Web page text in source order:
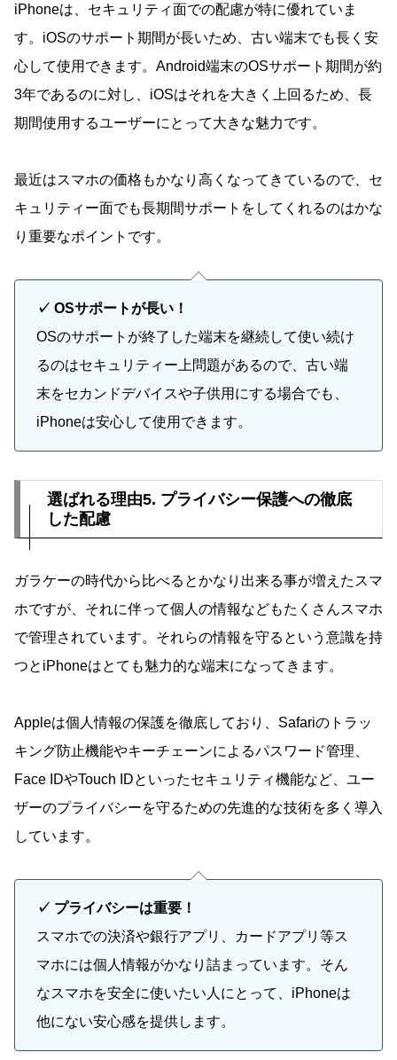
iPhoneは、セキュリティ面での配慮が特に優れていま
す。iOSのサポート期間が長いため、古い端末でも長く安
心して使用できます。Android端末のOSサポート期間が約
3年であるのに対し、iOSはそれを大きく上回るため、長
期間使用するユーザーにとって大きな魅力です。
最近はスマホの価格もかなり高くなってきているので、セ
キュリティー面でも長期間サポートをしてくれるのはかな
り重要なポイントです。
✓ OSサポートが長い！
OSのサポートが終了した端末を継続して使い続け
るのはセキュリティー上問題があるので、古い端
末をセカンドデバイスや子供用にする場合でも、
iPhoneは安心して使用できます。
選ばれる理由5. プライバシー保護への徹底
した配慮
ガラケーの時代から比べるとかなり出来る事が増えたスマ
ホですが、それに伴って個人の情報などもたくさんスマホ
で管理されています。それらの情報を守るという意識を持
つとiPhoneはとても魅力的な端末になってきます。
Appleは個人情報の保護を徹底しており、Safariのトラッ
キング防止機能やキーチェーンによるパスワード管理、
Face IDやTouch IDといったセキュリティ機能など、ユー
ザーのプライバシーを守るための先進的な技術を多く導入
しています。
✓ プライバシーは重要！
スマホでの決済や銀行アプリ、カードアプリ等ス
マホには個人情報がかなり詰まっています。そん
なスマホを安全に使いたい人にとって、iPhoneは
他にない安心感を提供します。